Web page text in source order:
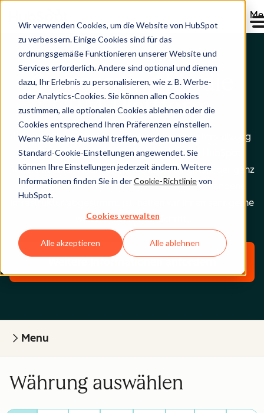
Wir verwenden Cookies, um die Website von HubSpot
zu verbessern. Einige Cookies sind für das
ordnungsgemäße Funktionieren unserer Website und
Services erforderlich. Andere sind optional und dienen
dazu, Ihr Erlebnis zu personalisieren, wie z. B. Werbe-
oder Analytics-Cookies. Sie können allen Cookies
zustimmen, alle optionalen Cookies ablehnen oder die
Cookies entsprechend Ihren Präferenzen einstellen.
Wenn Sie keine Auswahl treffen, werden unsere
Standard-Cookie-Einstellungen angewendet. Sie
können Ihre Einstellungen jederzeit ändern. Weitere
Informationen finden Sie in derCookie-Richtlinievon
HubSpot.
Cookies verwalten
Alle akzeptieren Alle ablehnen
Onboarding für die
CRM-Plattform
Erhalten Sie technische und strategische Unterstützung
bei der Einrichtung und Verwendung Ihrer HubSpot-
Suite. Mit einem individuellen Onboardingplan, der ganz
auf Ihr Unternehmen, Ihre Ziele und Ihre vorhandene
Infrastruktur abgestimmt ist, helfen wir Ihnen sehr gerne
weiter – Schritt für Schritt.
Menu
Währung auswählen